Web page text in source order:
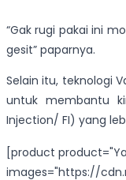
“Gak rugi pakai ini
gesit” paparnya.
Selain itu, teknologi
untuk membantu
Injection/ FI) yang
[product
images="https://